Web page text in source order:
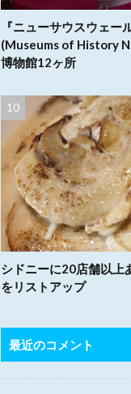
『ニューサウスウェー
(Museums of History
博物館12ヶ所
シドニーに20店舗以上
をリストアップ
最近のコメント